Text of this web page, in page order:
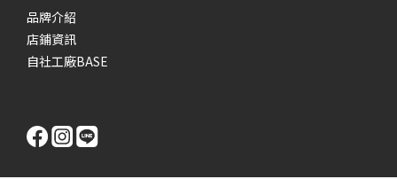
品牌介紹
店鋪資訊
自社工廠BASE